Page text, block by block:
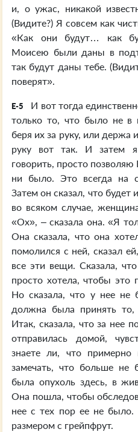
и, о ужас, никакой
(Видите?) Я совсем как
«Как они будут… как
Моисею были даны в
так будут даны тебе.
поверят».
E-5
И вот тогда
только то, что было не в
беря их за руку, или держа
руку вот так. И затем
говорить, просто позволяю
ни было. Это всегда на
Затем он сказал, что будет
во всяком случае,
«Ох», – сказала она. «Я
Она сказала, что она
помолился с ней, сказал
все эти вещи. Сказала,
просто хотела, чтобы это
Но сказала, что у нее
должна была принять
Итак, сказала, что за нее
отправилась домой,
знаете ли, что примерно
замечать, что больше не
была опухоль здесь, в
Она пошла, чтобы
нее с тех пор ее не было.
размером с грейпфрут.